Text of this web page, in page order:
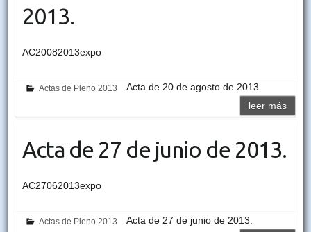
2013.
AC20082013expo
Actas de Pleno 2013
Acta de 20 de agosto de 2013.
leer más
Acta de 27 de junio de 2013.
AC27062013expo
Actas de Pleno 2013
Acta de 27 de junio de 2013.